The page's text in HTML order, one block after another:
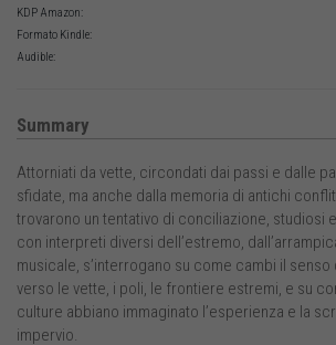
KDP Amazon:
Formato Kindle:
Audible:
Summary
Attorniati da vette, circondati dai passi e dalle
sfidate, ma anche dalla memoria di antichi
trovarono un tentativo di conciliazione, studiosi
con interpreti diversi dell’estremo,
musicale, s’interrogano su come cambi il
verso le vette, i poli, le frontiere estremi, e su
culture abbiano immaginato l’esperienza e la
impervio.